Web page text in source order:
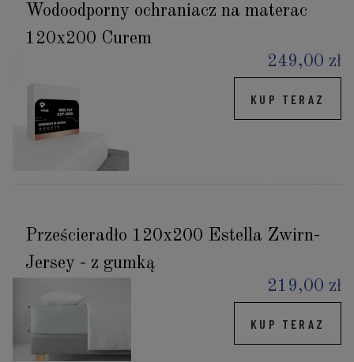
Wodoodporny ochraniacz na materac
120x200 Curem
249,00 zł
KUP TERAZ
Prześcieradło 120x200 Estella Zwirn-
Jersey - z gumką
219,00 zł
KUP TERAZ